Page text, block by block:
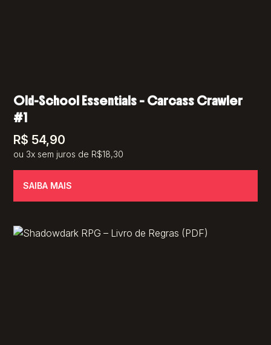
Old-School Essentials – Carcass Crawler
#1
R$ 54,90
ou 3x sem juros de R$18,30
SAIBA MAIS